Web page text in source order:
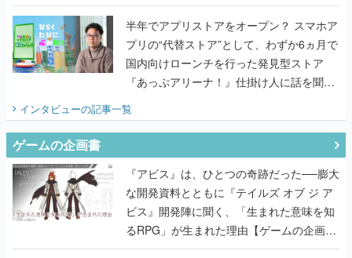
うこだわりをプロデューサーに聞いた
半年でアプリストアをオープン？ スマホア
プリの“代替ストア”として、わずか6ヵ月で
国内向けローンチを行った発見型ストア
『あっぷアリーナ！』仕掛け人に話を聞い
てみた
インタビューの記事一覧
ゲームの企画書
『アビス』は、ひとつの奇跡だった──膨大
な開発資料とともに『テイルズ オブ ジ ア
ビス』開発陣に聞く、「生まれた意味を知
るRPG」が生まれた理由【ゲームの企画
書】